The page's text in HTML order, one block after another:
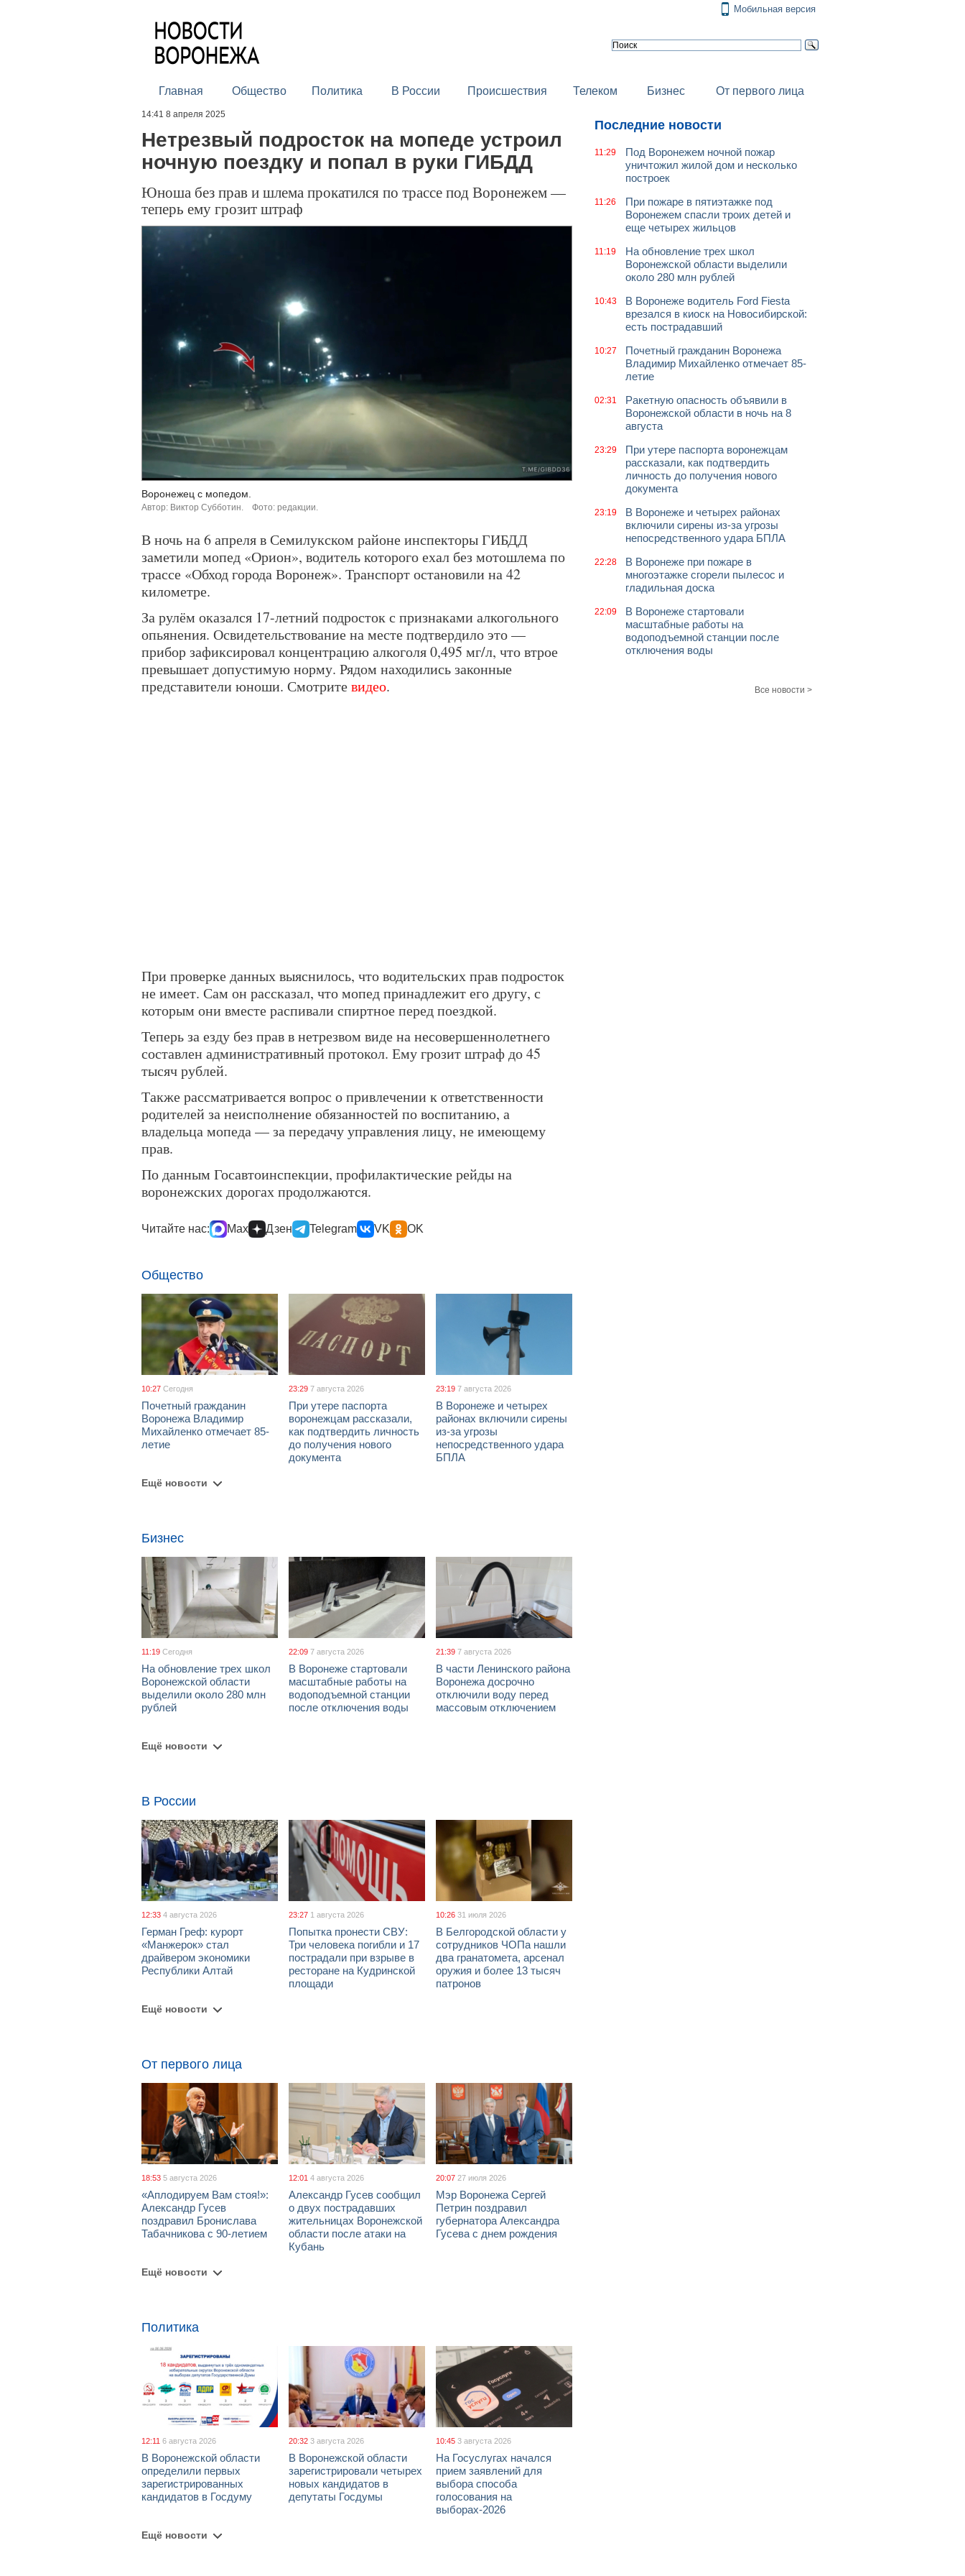
Мобильная версия
Главная Общество Политика В России Происшествия Телеком Бизнес От первого лица
14:41 8 апреля 2025
Нетрезвый подросток на мопеде устроил
ночную поездку и попал в руки ГИБДД
Юноша без прав и шлема прокатился по трассе под Воронежем —
теперь ему грозит штраф
Воронежец с мопедом.
Автор: Виктор Субботин. Фото: редакции.
В ночь на 6 апреля в Семилукском районе инспекторы ГИБДД
заметили мопед «Орион», водитель которого ехал без мотошлема по
трассе «Обход города Воронеж». Транспорт остановили на 42
километре.
За рулём оказался 17-летний подросток с признаками алкогольного
опьянения. Освидетельствование на месте подтвердило это —
прибор зафиксировал концентрацию алкоголя 0,495 мг/л, что втрое
превышает допустимую норму. Рядом находились законные
представители юноши. Смотритевидео.
При проверке данных выяснилось, что водительских прав подросток
не имеет. Сам он рассказал, что мопед принадлежит его другу, с
которым они вместе распивали спиртное перед поездкой.
Теперь за езду без прав в нетрезвом виде на несовершеннолетнего
составлен административный протокол. Ему грозит штраф до 45
тысяч рублей.
Также рассматривается вопрос о привлечении к ответственности
родителей за неисполнение обязанностей по воспитанию, а
владельца мопеда — за передачу управления лицу, не имеющему
прав.
По данным Госавтоинспекции, профилактические рейды на
воронежских дорогах продолжаются.
Читайте нас: Max Дзен Telegram VK OK
Общество
10:27 Сегодня
Почетный гражданин
Воронежа Владимир
Михайленко отмечает 85-
летие
23:29 7 августа 2026
При утере паспорта
воронежцам рассказали,
как подтвердить личность
до получения нового
документа
23:19 7 августа 2026
В Воронеже и четырех
районах включили сирены
из-за угрозы
непосредственного удара
БПЛА
Ещё новости
Бизнес
11:19 Сегодня
На обновление трех школ
Воронежской области
выделили около 280 млн
рублей
22:09 7 августа 2026
В Воронеже стартовали
масштабные работы на
водоподъемной станции
после отключения воды
21:39 7 августа 2026
В части Ленинского района
Воронежа досрочно
отключили воду перед
массовым отключением
Ещё новости
В России
12:33 4 августа 2026
Герман Греф: курорт
«Манжерок» стал
драйвером экономики
Республики Алтай
23:27 1 августа 2026
Попытка пронести СВУ:
Три человека погибли и 17
пострадали при взрыве в
ресторане на Кудринской
площади
10:26 31 июля 2026
В Белгородской области у
сотрудников ЧОПа нашли
два гранатомета, арсенал
оружия и более 13 тысяч
патронов
Ещё новости
От первого лица
18:53 5 августа 2026
«Аплодируем Вам стоя!»:
Александр Гусев
поздравил Бронислава
Табачникова с 90-летием
12:01 4 августа 2026
Александр Гусев сообщил
о двух пострадавших
жительницах Воронежской
области после атаки на
Кубань
20:07 27 июля 2026
Мэр Воронежа Сергей
Петрин поздравил
губернатора Александра
Гусева с днем рождения
Ещё новости
Политика
12:11 6 августа 2026
В Воронежской области
определили первых
зарегистрированных
кандидатов в Госдуму
20:32 3 августа 2026
В Воронежской области
зарегистрировали четырех
новых кандидатов в
депутаты Госдумы
10:45 3 августа 2026
На Госуслугах начался
прием заявлений для
выбора способа
голосования на
выборах-2026
Ещё новости
Последние новости
11:29
Под Воронежем ночной пожар
уничтожил жилой дом и несколько
построек
11:26
При пожаре в пятиэтажке под
Воронежем спасли троих детей и
еще четырех жильцов
11:19
На обновление трех школ
Воронежской области выделили
около 280 млн рублей
10:43
В Воронеже водитель Ford Fiesta
врезался в киоск на Новосибирской:
есть пострадавший
10:27
Почетный гражданин Воронежа
Владимир Михайленко отмечает 85-
летие
02:31
Ракетную опасность объявили в
Воронежской области в ночь на 8
августа
23:29
При утере паспорта воронежцам
рассказали, как подтвердить
личность до получения нового
документа
23:19
В Воронеже и четырех районах
включили сирены из-за угрозы
непосредственного удара БПЛА
22:28
В Воронеже при пожаре в
многоэтажке сгорели пылесос и
гладильная доска
22:09
В Воронеже стартовали
масштабные работы на
водоподъемной станции после
отключения воды
Все новости >